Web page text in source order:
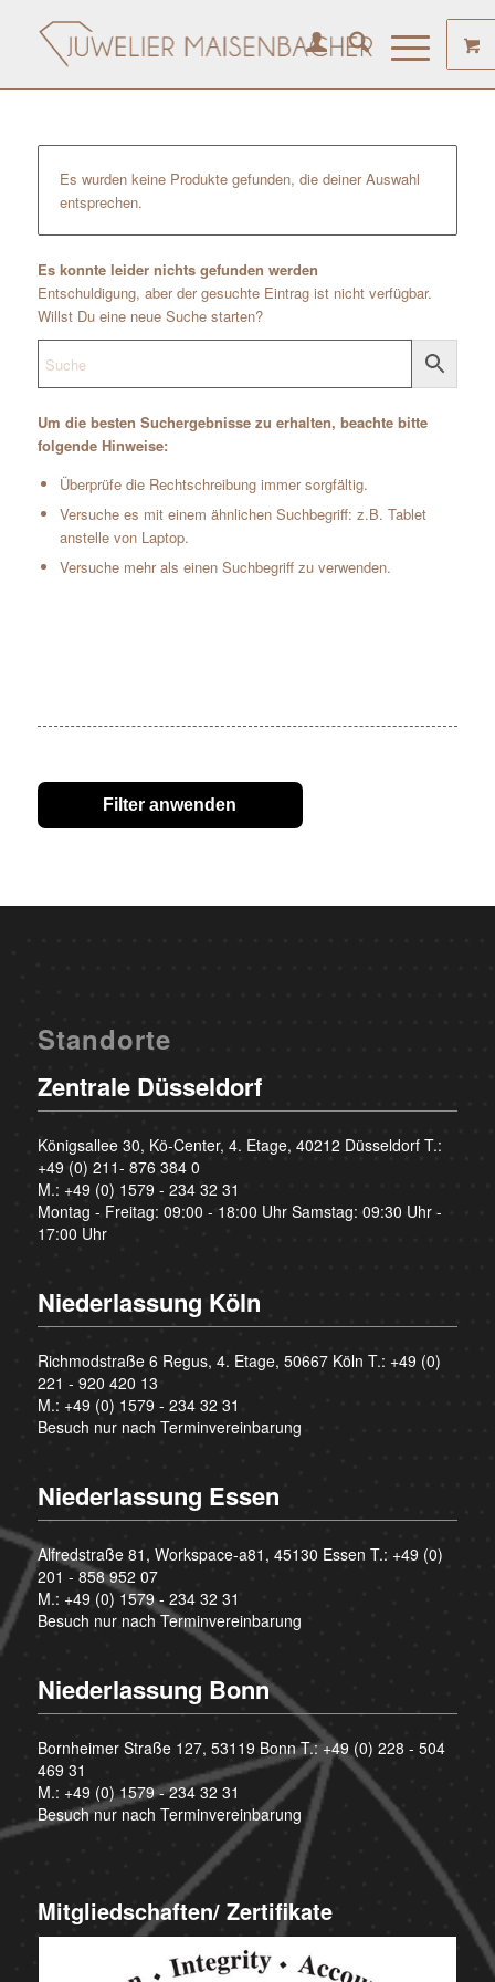
Es wurden keine Produkte gefunden, die deiner Auswahl
entsprechen.
Es konnte leider nichts gefunden werden
Entschuldigung, aber der gesuchte Eintrag ist nicht verfügbar.
Willst Du eine neue Suche starten?
Um die besten Suchergebnisse zu erhalten, beachte bitte
folgende Hinweise:
Überprüfe die Rechtschreibung immer sorgfältig.
Versuche es mit einem ähnlichen Suchbegriff: z.B. Tablet
anstelle von Laptop.
Versuche mehr als einen Suchbegriff zu verwenden.
Filter anwenden
Standorte
Zentrale Düsseldorf
Königsallee 30, Kö-Center, 4. Etage, 40212 Düsseldorf T.:
+49 (0) 211- 876 384 0
M.: +49 (0) 1579 - 234 32 31
Montag - Freitag: 09:00 - 18:00 Uhr Samstag: 09:30 Uhr -
17:00 Uhr
Niederlassung Köln
Richmodstraße 6 Regus, 4. Etage, 50667 Köln T.: +49 (0)
221 - 920 420 13
M.: +49 (0) 1579 - 234 32 31
Besuch nur nach Terminvereinbarung
Niederlassung Essen
Alfredstraße 81, Workspace-a81, 45130 Essen T.: +49 (0)
201 - 858 952 07
M.: +49 (0) 1579 - 234 32 31
Besuch nur nach Terminvereinbarung
Niederlassung Bonn
Bornheimer Straße 127, 53119 Bonn T.:+49 (0) 228 - 504
469 31
M.: +49 (0) 1579 - 234 32 31
Besuch nur nach Terminvereinbarung
Mitgliedschaften/ Zertifikate